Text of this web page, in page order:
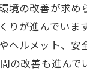
境の改善が求
りが進んでい
ヘルメット、
の改善も進ん